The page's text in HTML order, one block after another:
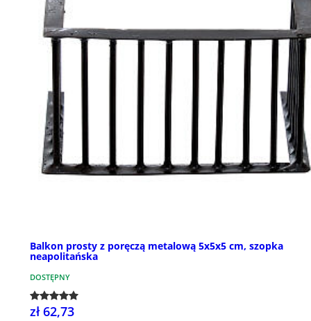
Balkon prosty z poręczą metalową 5x5x5 cm, szopka
neapolitańska
DOSTĘPNY
zł 62,73